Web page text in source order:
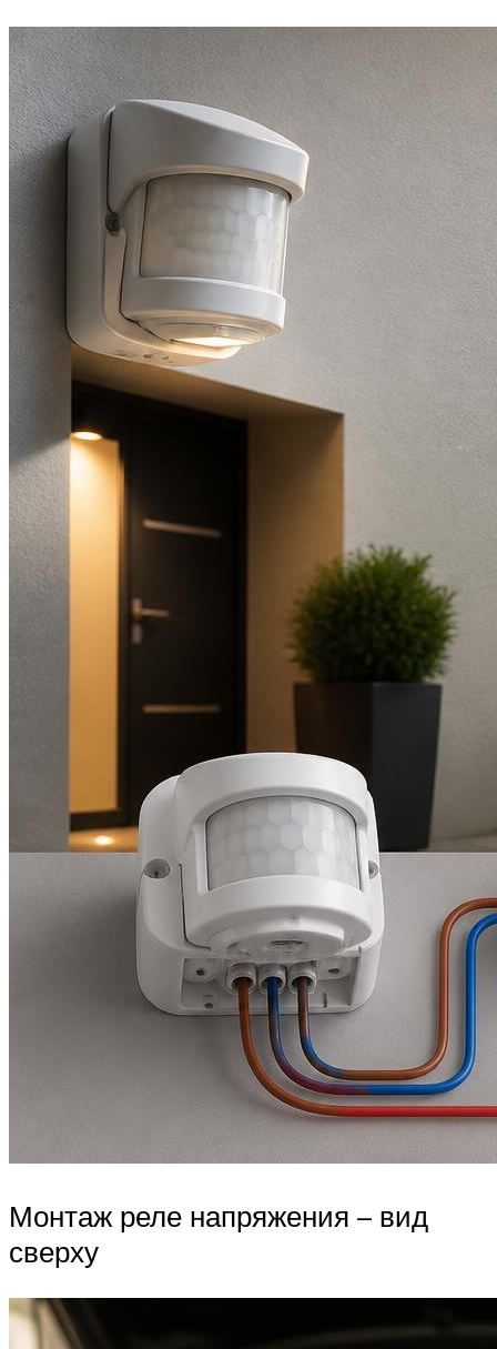
Монтаж реле напряжения – вид
сверху